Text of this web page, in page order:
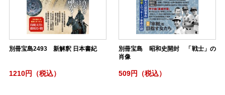
別冊宝島2493 新解釈 日本書紀
1210円（税込）
別冊宝島 昭和史開封 「戦士」の
肖像
509円（税込）